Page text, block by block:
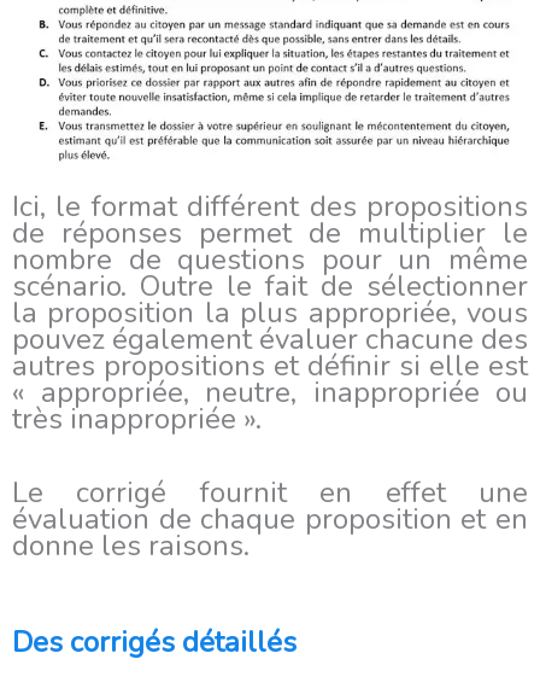
Ici, le format différent des propositions
de réponses permet de multiplier le
nombre de questions pour un même
scénario. Outre le fait de sélectionner
la proposition la plus appropriée, vous
pouvez également évaluer chacune des
autres propositions et définir si elle est
« appropriée, neutre, inappropriée ou
très inappropriée ».
Le corrigé fournit en effet une
évaluation de chaque proposition et en
donne les raisons.
Des corrigés détaillés